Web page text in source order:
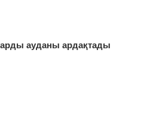
ауданы ардақтады